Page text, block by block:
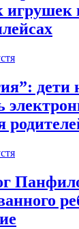
игрушек
дети